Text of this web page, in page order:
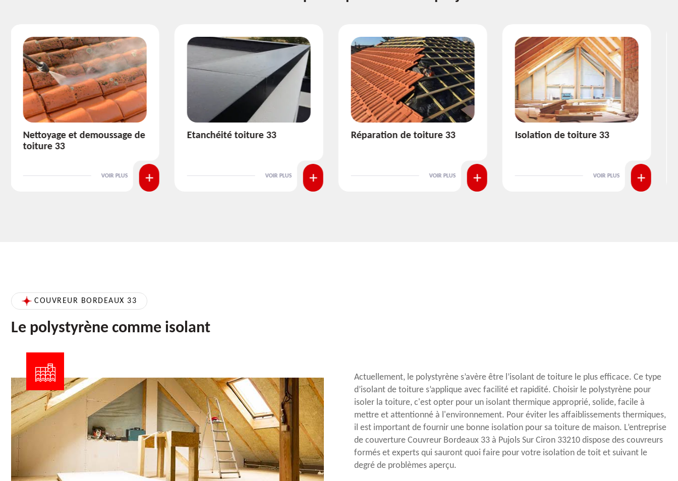
Etanchéité toiture 33
VOIR PLUS
Réparation de toiture 33
VOIR PLUS
Isolation de toiture 33
VOIR PLUS
Pose et nettoyage de
VOIR PLUS
COUVREUR BORDEAUX 33
Le polystyrène comme isolant
Actuellement, le polystyrène s’avère être l’isolant de toiture le plus efficace. Ce type
d’isolant de toiture s’applique avec facilité et rapidité. Choisir le polystyrène pour
isoler la toiture, c'est opter pour un isolant thermique approprié, solide, facile à
mettre et attentionné à l'environnement. Pour éviter les affaiblissements thermiques,
il est important de fournir une bonne isolation pour sa toiture de maison. L’entreprise
de couverture Couvreur Bordeaux 33 à Pujols Sur Ciron 33210 dispose des couvreurs
formés et experts qui sauront quoi faire pour votre isolation de toit et suivant le
degré de problèmes aperçu.